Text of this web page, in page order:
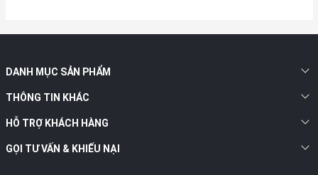
DANH MỤC SẢN PHẨM
THÔNG TIN KHÁC
HỖ TRỢ KHÁCH HÀNG
GỌI TƯ VẤN & KHIẾU NẠI